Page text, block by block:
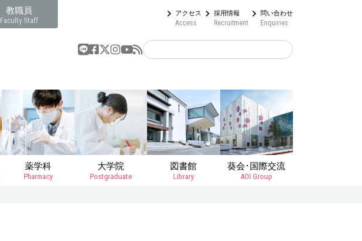
教職員
Faculty Staff
アクセス
Access
採用情報
Recruitment
問い合わせ
Enquiries
薬学科
Pharmacy
大学院
Postgraduate
図書館
Library
葵会･国際交流
AOI Group